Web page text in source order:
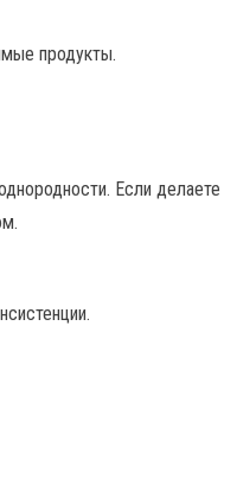
продукты.
Если делаете